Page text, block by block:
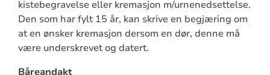
kistebegravelse eller kremasjon m/urnenedsettelse.
Den som har fylt 15 år, kan skrive en begjæring om
at en ønsker kremasjon dersom en dør, denne må
være underskrevet og datert.
Båreandakt